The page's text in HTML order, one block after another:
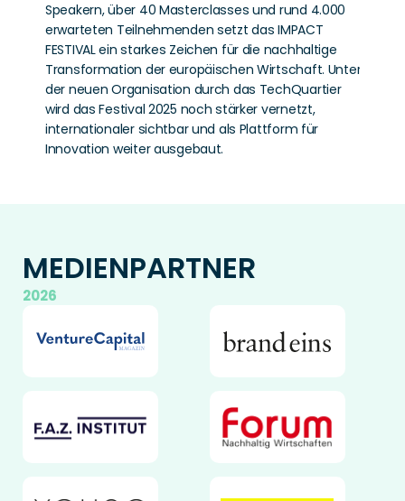
Speakern, über 40 Masterclasses und rund 4.000
erwarteten Teilnehmenden setzt das IMPACT
FESTIVAL ein starkes Zeichen für die nachhaltige
Transformation der europäischen Wirtschaft. Unter
der neuen Organisation durch das TechQuartier
wird das Festival 2025 noch stärker vernetzt,
internationaler sichtbar und als Plattform für
Innovation weiter ausgebaut.
MEDIENPARTNER
2026